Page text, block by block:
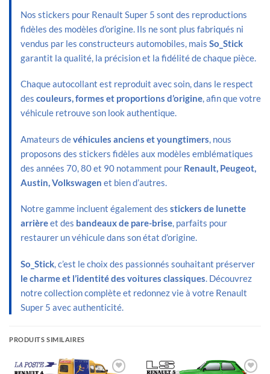
Nos stickers pour Renault Super 5 sont des reproductions
fidèles des modèles d’origine. Ils ne sont plus fabriqués ni
vendus par les constructeurs automobiles, mais So_Stick
garantit la qualité, la précision et la fidélité de chaque pièce.
Chaque autocollant est reproduit avec soin, dans le respect
des couleurs, formes et proportions d’origine, afin que votre
véhicule retrouve son look authentique.
Amateurs devéhicules anciens et youngtimers , nous
proposons des stickers fidèles aux modèles emblématiques
des années 70, 80 et 90 notamment pour Renault, Peugeot,
Austin, Volkswagen et bien d’autres.
Notre gamme incluent également des stickers de lunette
arrièreet des bandeaux de pare-brise, parfaits pour
restaurer un véhicule dans son état d’origine.
So_Stick , c’est le choix des passionnés souhaitant préserver
le charme et l’identité des voitures classiques . Découvrez
notre collection complète et redonnez vie à votre Renault
Super 5 avec authenticité.
PRODUITS SIMILAIRES